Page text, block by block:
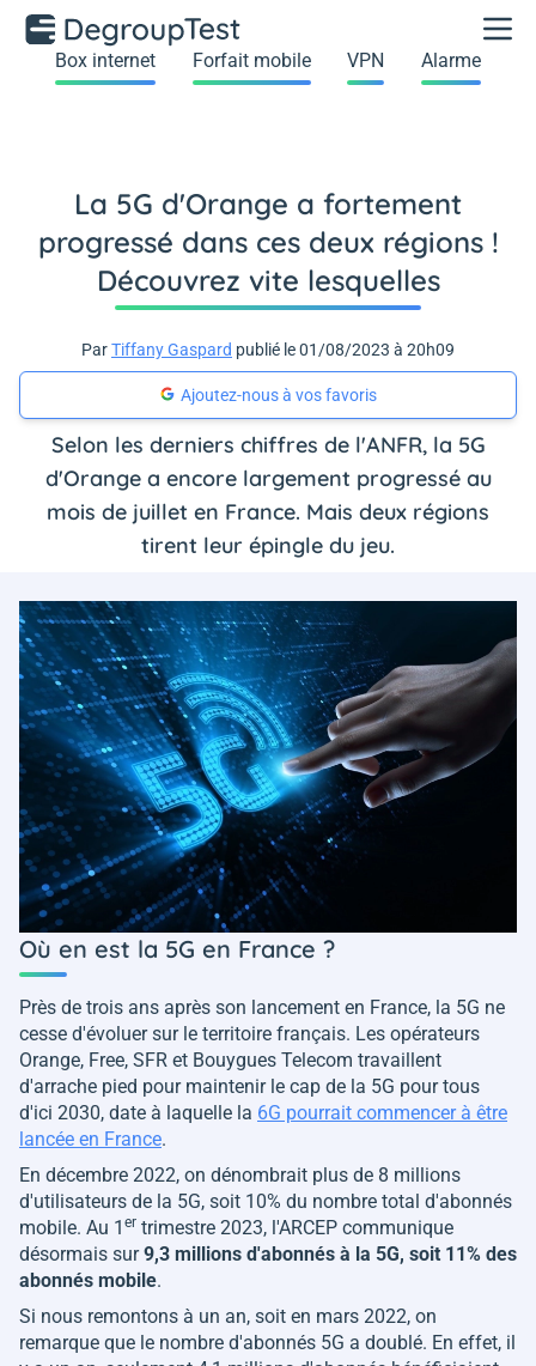
Box internet Forfait mobile VPN Alarme
La 5G d'Orange a fortement
progressé dans ces deux régions !
Découvrez vite lesquelles
ParTiffany Gaspard publié le 01/08/2023 à 20h09
Ajoutez-nous à vos favoris
Selon les derniers chiffres de l'ANFR, la 5G
d'Orange a encore largement progressé au
mois de juillet en France. Mais deux régions
tirent leur épingle du jeu.
Où en est la 5G en France ?
Près de trois ans après son lancement en France, la 5G ne
cesse d'évoluer sur le territoire français. Les opérateurs
Orange, Free, SFR et Bouygues Telecom travaillent
d'arrache pied pour maintenir le cap de la 5G pour tous
d'ici 2030, date à laquelle la 6G pourrait commencer à être
lancée en France.
En décembre 2022, on dénombrait plus de 8 millions
d'utilisateurs de la 5G, soit 10% du nombre total d'abonnés
mobile. Au 1 er trimestre 2023, l'ARCEP communique
désormais sur9,3 millions d'abonnés à la 5G, soit 11% des
abonnés mobile.
Si nous remontons à un an, soit en mars 2022, on
remarque que le nombre d'abonnés 5G a doublé. En effet, il